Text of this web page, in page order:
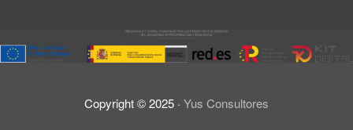
Copyright ©2025 · Yus Consultores